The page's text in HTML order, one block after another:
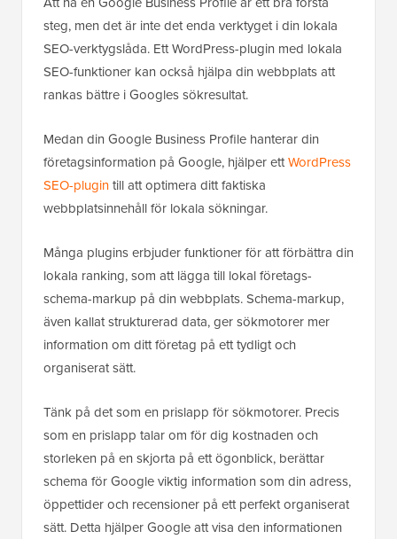
steg, men det är inte det enda verktyget i din lokala
SEO-verktygslåda. Ett WordPress-plugin med lokala
SEO-funktioner kan också hjälpa din webbplats att
rankas bättre i Googles sökresultat.
Medan din Google Business Profile hanterar din
företagsinformation på Google, hjälper ettWordPress
SEO-plugintill att optimera ditt faktiska
webbplatsinnehåll för lokala sökningar.
Många plugins erbjuder funktioner för att förbättra din
lokala ranking, som att lägga till lokal företags-
schema-markup på din webbplats. Schema-markup,
även kallat strukturerad data, ger sökmotorer mer
information om ditt företag på ett tydligt och
organiserat sätt.
Tänk på det som en prislapp för sökmotorer. Precis
som en prislapp talar om för dig kostnaden och
storleken på en skjorta på ett ögonblick, berättar
schema för Google viktig information som din adress,
öppettider och recensioner på ett perfekt organiserat
sätt. Detta hjälper Google att visa den informationen